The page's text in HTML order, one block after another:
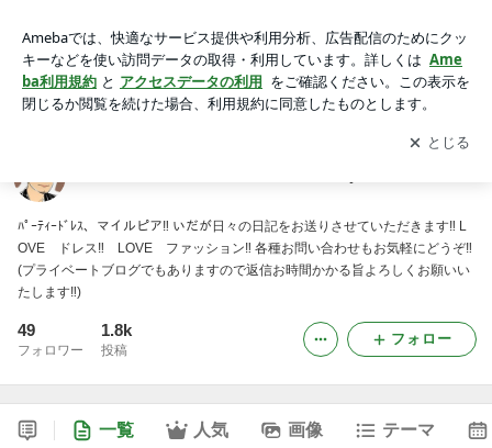
アプリをダウンロードして ブログの更新通知
を受け取りまし
ょう。
開く
ﾊﾟｰﾃｨｰﾄﾞﾚｽ、マイルピア‼ いだが日々の日記をお送りさせていただきます‼ L
OVE ドレス‼ LOVE ファッション‼ 各種お問い合わせもお気軽にどうぞ‼
(プライベートブログでもありますので返信お時間かかる旨よろしくお願いい
たします‼)
49
フォロワー
1.8k
投稿
フォロー
一覧 人気 画像 テーマ